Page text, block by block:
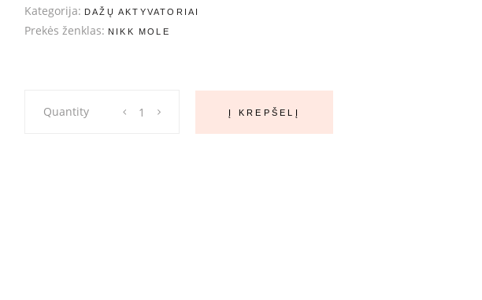
Kategorija: DAŽŲ AKTYVATORIAI
Prekės ženklas: NIKK MOLE
Mole
Quantity Į KREPŠELĮ